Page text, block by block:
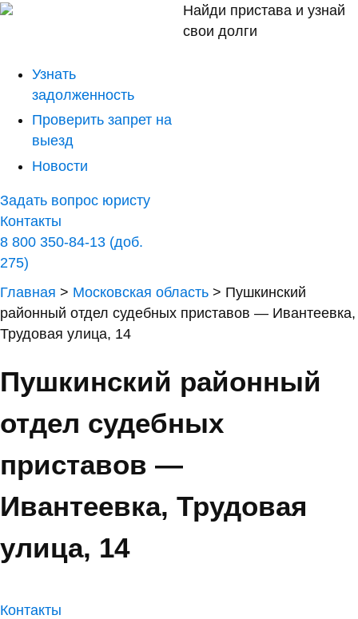
Найди пристава и узнай
свои долги
Узнать
задолженность
Проверить запрет на
выезд
Новости
Задать вопрос юристу
Контакты
8 800 350-84-13 (доб.
275)
Главная > Московская область > Пушкинский
районный отдел судебных приставов — Ивантеевка,
Трудовая улица, 14
Пушкинский районный
отдел судебных
приставов —
Ивантеевка, Трудовая
улица, 14
Контакты